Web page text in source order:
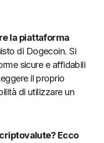
la piattaforma
di Dogecoin. Si
sicure e affidabili
il proprio
di utilizzare un
Ecco